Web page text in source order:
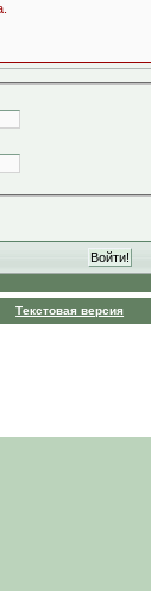
Текстовая версия